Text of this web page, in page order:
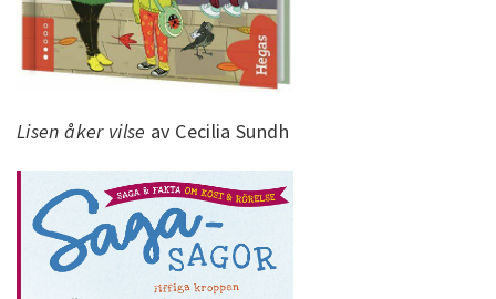
Lisen åker vilse av Cecilia Sundh